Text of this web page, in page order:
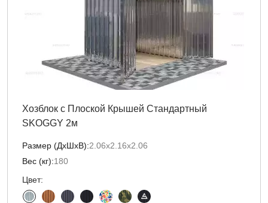
Хозблок с Плоской Крышей Стандартный
SKOGGY 2м
Размер (ДxШxВ):2.06х2.16х2.06
Вес (кг):180
Цвет: